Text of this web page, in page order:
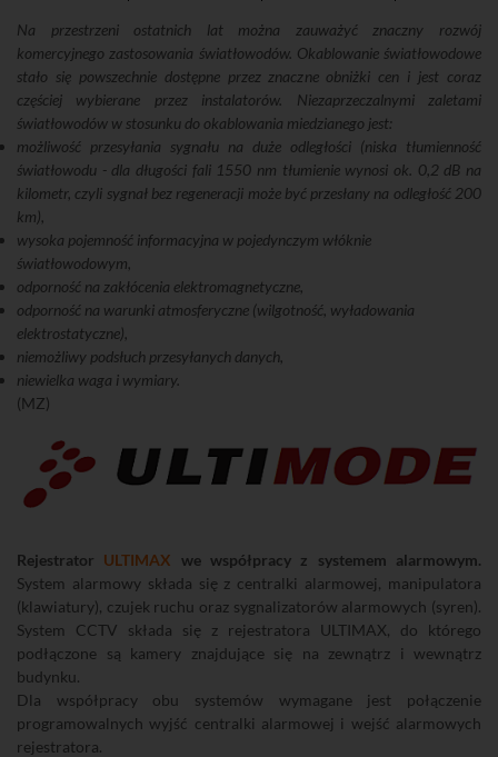
Na przestrzeni ostatnich lat można zauważyć znaczny rozwój
komercyjnego zastosowania światłowodów. Okablowanie światłowodowe
stało się powszechnie dostępne przez znaczne obniżki cen i jest coraz
częściej wybierane przez instalatorów. Niezaprzeczalnymi zaletami
światłowodów w stosunku do okablowania miedzianego jest:
możliwość przesyłania sygnału na duże odległości (niska tłumienność
światłowodu - dla długości fali 1550 nm tłumienie wynosi ok. 0,2 dB na
kilometr, czyli sygnał bez regeneracji może być przesłany na odległość 200
km),
wysoka pojemność informacyjna w pojedynczym włóknie
światłowodowym,
odporność na zakłócenia elektromagnetyczne,
odporność na warunki atmosferyczne (wilgotność, wyładowania
elektrostatyczne),
niemożliwy podsłuch przesyłanych danych,
niewielka waga i wymiary.
(MZ)
Rejestrator ULTIMAX we współpracy z systemem alarmowym.
System alarmowy składa się z centralki alarmowej, manipulatora
(klawiatury), czujek ruchu oraz sygnalizatorów alarmowych (syren).
System CCTV składa się z rejestratora ULTIMAX, do którego
podłączone są kamery znajdujące się na zewnątrz i wewnątrz
budynku.
Dla współpracy obu systemów wymagane jest połączenie
programowalnych wyjść centralki alarmowej i wejść alarmowych
rejestratora.